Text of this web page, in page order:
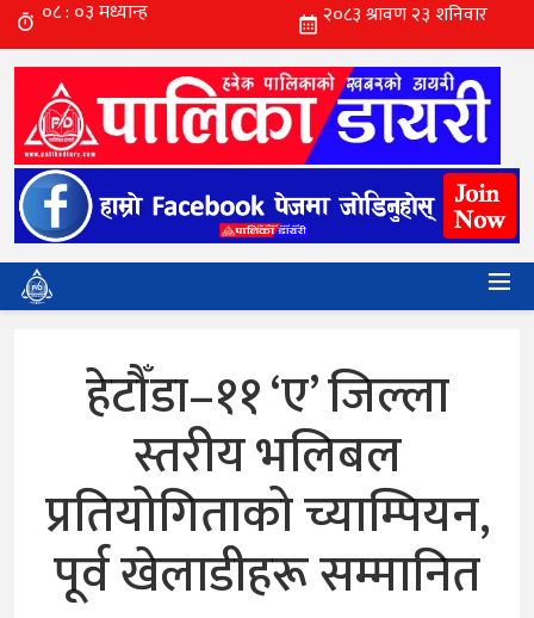
हेटौँडा–११ ‘ए’ जिल्ला
स्तरीय भलिबल
प्रतियोगिताको च्याम्पियन,
पूर्व खेलाडीहरू सम्मानित